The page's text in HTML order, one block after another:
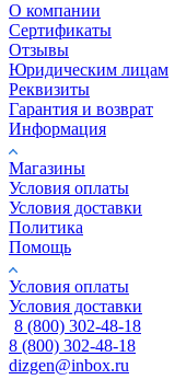
О компании
Сертификаты
Отзывы
Юридическим лицам
Реквизиты
Гарантия и возврат
Информация
Магазины
Условия оплаты
Условия доставки
Политика
Помощь
Условия оплаты
Условия доставки
8 (800) 302-48-18
8 (800) 302-48-18
dizgen@inbox.ru